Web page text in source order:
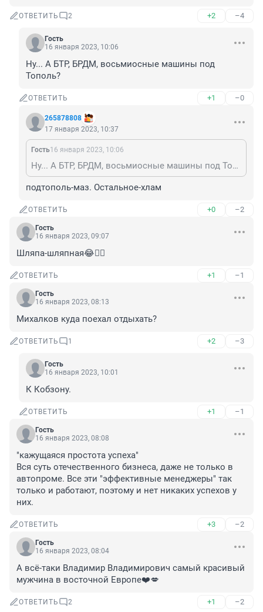
ОТВЕТИТЬ 2 +2 –4
Гость
16 января 2023, 10:06
Ну... А БТР, БРДМ, восьмиосные машины под
Тополь?
ОТВЕТИТЬ +1 –0
265878808
17 января 2023, 10:37
Гость16 января 2023, 10:06
Ну... А БТР, БРДМ, восьмиосные машины под Тополь?
подтополь-маз. Остальное-хлам
ОТВЕТИТЬ +0 –2
Гость
16 января 2023, 09:07
Шляпа-шляпная😂👎🏿
ОТВЕТИТЬ +1 –1
Гость
16 января 2023, 08:13
Михалков куда поехал отдыхать?
ОТВЕТИТЬ 1 +2 –3
Гость
16 января 2023, 10:01
К Кобзону.
ОТВЕТИТЬ +1 –1
Гость
16 января 2023, 08:08
"кажущаяся простота успеха"
Вся суть отечественного бизнеса, даже не только в
автопроме. Все эти "эффективные менеджеры" так
только и работают, поэтому и нет никаких успехов у
них.
ОТВЕТИТЬ +3 –2
Гость
16 января 2023, 08:04
А всё-таки Владимир Владимирович самый красивый
мужчина в восточной Европе❤️💋
ОТВЕТИТЬ 2 +1 –2